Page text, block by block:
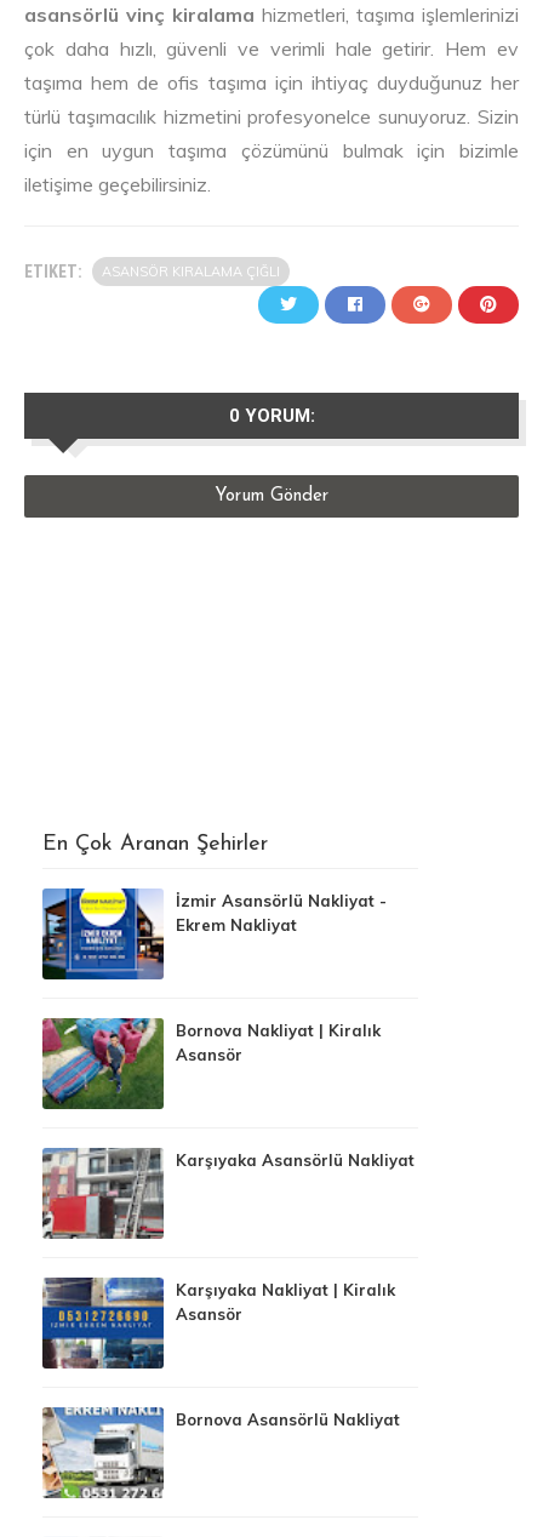
asansörlü vinç kiralama hizmetleri, taşıma işlemlerinizi
çok daha hızlı, güvenli ve verimli hale getirir. Hem ev
taşıma hem de ofis taşıma için ihtiyaç duyduğunuz her
türlü taşımacılık hizmetini profesyonelce sunuyoruz. Sizin
için en uygun taşıma çözümünü bulmak için bizimle
iletişime geçebilirsiniz.
ETIKET: ASANSÖR KIRALAMA ÇIĞLI
0 YORUM:
Yorum Gönder
En Çok Aranan Şehirler
İzmir Asansörlü Nakliyat -
Ekrem Nakliyat
Bornova Nakliyat | Kiralık
Asansör
Karşıyaka Asansörlü Nakliyat
Karşıyaka Nakliyat | Kiralık
Asansör
Bornova Asansörlü Nakliyat